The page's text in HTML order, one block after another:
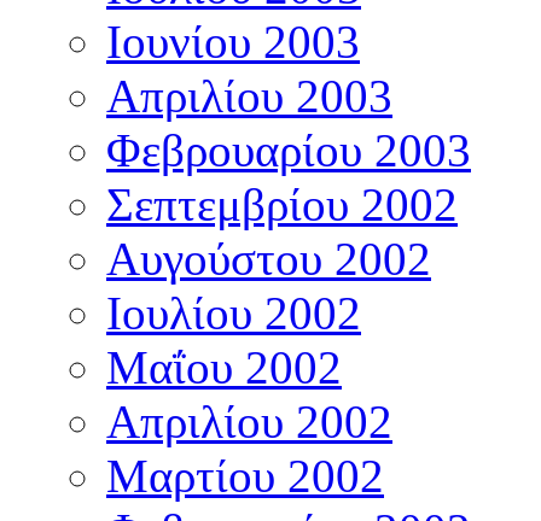
Ιουνίου 2003
Απριλίου 2003
Φεβρουαρίου 2003
Σεπτεμβρίου 2002
Αυγούστου 2002
Ιουλίου 2002
Μαΐου 2002
Απριλίου 2002
Μαρτίου 2002